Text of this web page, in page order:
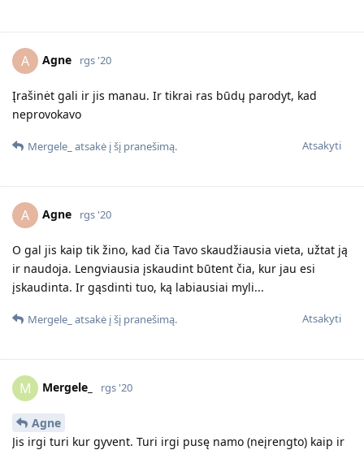
A Agne rgs '20
Įrašinėt gali ir jis manau. Ir tikrai ras būdų parodyt, kad
neprovokavo
Atsakyti
Mergele_ atsakė į šį pranešimą.
A Agne rgs '20
O gal jis kaip tik žino, kad čia Tavo skaudžiausia vieta, užtat ją
ir naudoja. Lengviausia įskaudint būtent čia, kur jau esi
įskaudinta. Ir gąsdinti tuo, ką labiausiai myli...
Atsakyti
Mergele_ atsakė į šį pranešimą.
M Mergele_ rgs '20
Agne
Jis irgi turi kur gyvent. Turi irgi pusę namo (neįrengto) kaip ir